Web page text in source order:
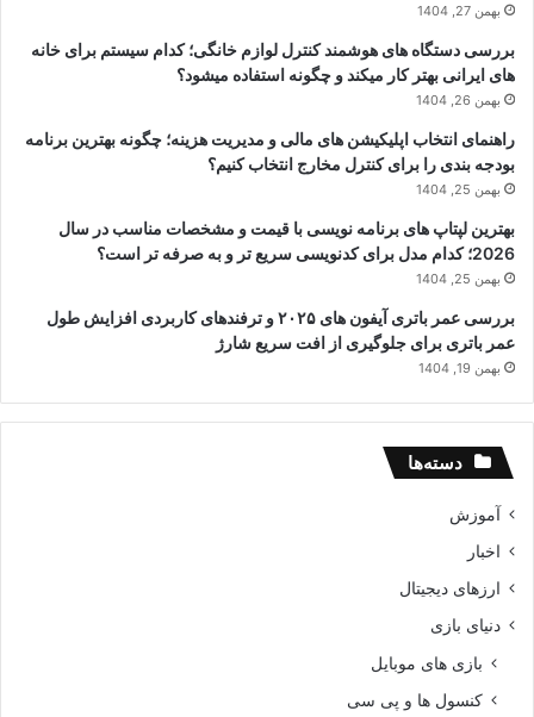
بهمن 27, 1404
بررسی دستگاه های هوشمند کنترل لوازم خانگی؛ کدام سیستم برای خانه
های ایرانی بهتر کار میکند و چگونه استفاده میشود؟
بهمن 26, 1404
راهنمای انتخاب اپلیکیشن های مالی و مدیریت هزینه؛ چگونه بهترین برنامه
بودجه بندی را برای کنترل مخارج انتخاب کنیم؟
بهمن 25, 1404
بهترین لپتاپ های برنامه نویسی با قیمت و مشخصات مناسب در سال
2026؛ کدام مدل برای کدنویسی سریع تر و به صرفه تر است؟
بهمن 25, 1404
بررسی عمر باتری آیفون های ۲۰۲۵ و ترفندهای کاربردی افزایش طول
عمر باتری برای جلوگیری از افت سریع شارژ
بهمن 19, 1404
دسته‌ها
آموزش
اخبار
ارزهای دیجیتال
دنیای بازی
بازی های موبایل
کنسول ها و پی سی